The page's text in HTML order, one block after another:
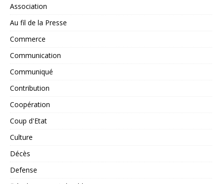
Association
Au fil de la Presse
Commerce
Communication
Communiqué
Contribution
Coopération
Coup d'Etat
Culture
Décès
Defense